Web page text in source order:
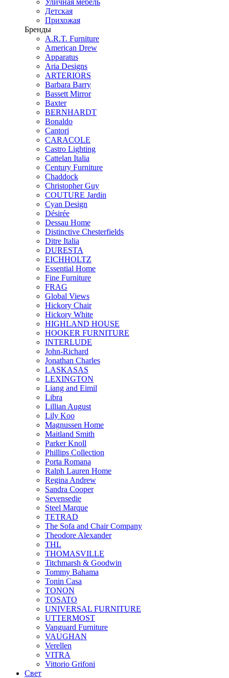
Уличная мебель
Детская
Прихожая
Бренды
A.R.T. Furniture
American Drew
Apparatus
Aria Designs
ARTERIORS
Barbara Barry
Bassett Mirror
Baxter
BERNHARDT
Bonaldo
Cantori
CARACOLE
Castro Lighting
Cattelan Italia
Century Furniture
Chaddock
Christopher Guy
COUTURE Jardin
Cyan Design
Désirée
Dessau Home
Distinctive Chesterfields
Ditre Italia
DURESTA
EICHHOLTZ
Essential Home
Fine Furniture
FRAG
Global Views
Hickory Chair
Hickory White
HIGHLAND HOUSE
HOOKER FURNITURE
INTERLUDE
John-Richard
Jonathan Charles
LASKASAS
LEXINGTON
Liang and Eimil
Libra
Lillian August
Lily Koo
Magnussen Home
Maitland Smith
Parker Knoll
Phillips Collection
Porta Romana
Ralph Lauren Home
Regina Andrew
Sandra Cooper
Sevensedie
Steel Marque
TETRAD
The Sofa and Chair Company
Theodore Alexander
THL
THOMASVILLE
Titchmarsh & Goodwin
Tommy Bahama
Tonin Casa
TONON
TOSATO
UNIVERSAL FURNITURE
UTTERMOST
Vanguard Furniture
VAUGHAN
Verellen
VITRA
Vittorio Grifoni
Свет